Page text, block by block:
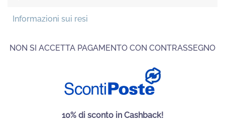
Informazioni sui resi
NON SI ACCETTA PAGAMENTO CON CONTRASSEGNO
10% di sconto in Cashback!